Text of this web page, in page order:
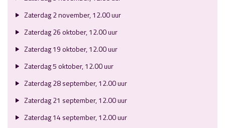
Zaterdag 2 november, 12.00 uur
Zaterdag 26 oktober, 12.00 uur
Zaterdag 19 oktober, 12.00 uur
Zaterdag 5 oktober, 12.00 uur
Zaterdag 28 september, 12.00 uur
Zaterdag 21 september, 12.00 uur
Zaterdag 14 september, 12.00 uur